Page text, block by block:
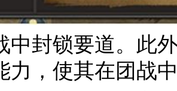
中封锁要道。此
力，使其在团战